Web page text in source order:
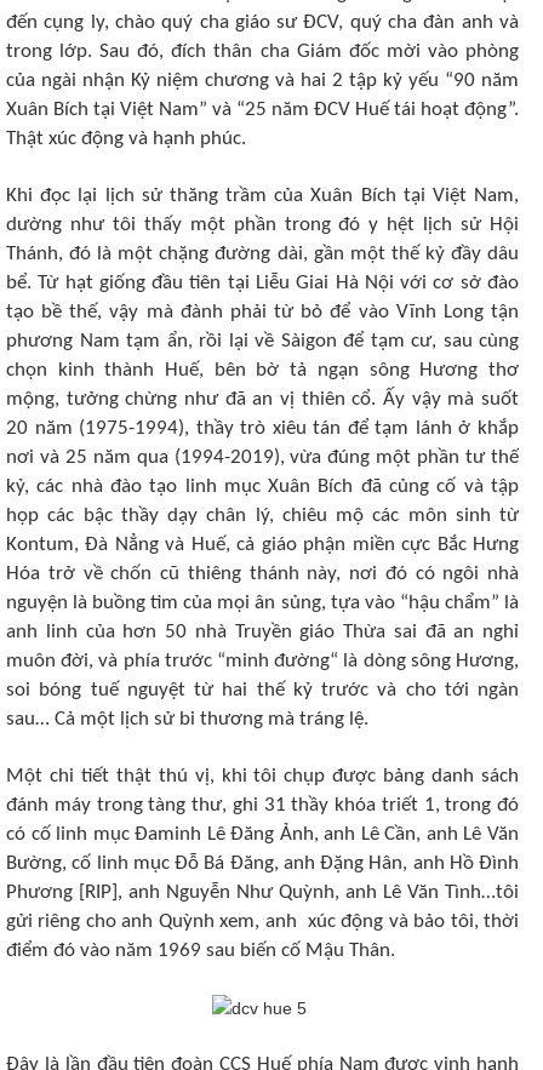
đến cụng ly, chào quý cha giáo sư ĐCV, quý cha đàn anh và
trong lớp. Sau đó, đích thân cha Giám đốc mời vào phòng
của ngài nhận Kỷ niệm chương và hai 2 tập kỷ yếu “90 năm
Xuân Bích tại Việt Nam” và “25 năm ĐCV Huế tái hoạt động”.
Thật xúc động và hạnh phúc.
Khi đọc lại lịch sử thăng trầm của Xuân Bích tại Việt Nam,
dường như tôi thấy một phần trong đó y hệt lịch sử Hội
Thánh, đó là một chặng đường dài, gần một thế kỷ đầy dâu
bể. Từ hạt giống đầu tiên tại Liễu Giai Hà Nội với cơ sở đào
tạo bề thế, vậy mà đành phải từ bỏ để vào Vĩnh Long tận
phương Nam tạm ẩn, rồi lại về Sàigon để tạm cư, sau cùng
chọn kinh thành Huế, bên bờ tả ngạn sông Hương thơ
mộng, tưởng chừng như đã an vị thiên cổ. Ấy vậy mà suốt
20 năm (1975-1994), thầy trò xiêu tán để tạm lánh ở khắp
nơi và 25 năm qua (1994-2019), vừa đúng một phần tư thế
kỷ, các nhà đào tạo linh mục Xuân Bích đã củng cố và tập
họp các bậc thầy dạy chân lý, chiêu mộ các môn sinh từ
Kontum, Đà Nẳng và Huế, cả giáo phận miền cực Bắc Hưng
Hóa trở về chốn cũ thiêng thánh này, nơi đó có ngôi nhà
nguyện là buồng tim của mọi ân sủng, tựa vào “hậu chẩm” là
anh linh của hơn 50 nhà Truyền giáo Thừa sai đã an nghỉ
muôn đời, và phía trước “minh đường“ là dòng sông Hương,
soi bóng tuế nguyệt từ hai thế kỷ trước và cho tới ngàn
sau… Cả một lịch sử bi thương mà tráng lệ.
Một chi tiết thật thú vị, khi tôi chụp được bảng danh sách
đánh máy trong tàng thư, ghi 31 thầy khóa triết 1, trong đó
có cố linh mục Đaminh Lê Đăng Ảnh, anh Lê Cần, anh Lê Văn
Bường, cố linh mục Đỗ Bá Đăng, anh Đặng Hân, anh Hồ Đình
Phương [RIP], anh Nguyễn Như Quỳnh, anh Lê Văn Tình…tôi
gửi riêng cho anh Quỳnh xem, anh xúc động và bảo tôi, thời
điểm đó vào năm 1969 sau biến cố Mậu Thân.
Đây là lần đầu tiên đoàn CCS Huế phía Nam được vinh hạnh